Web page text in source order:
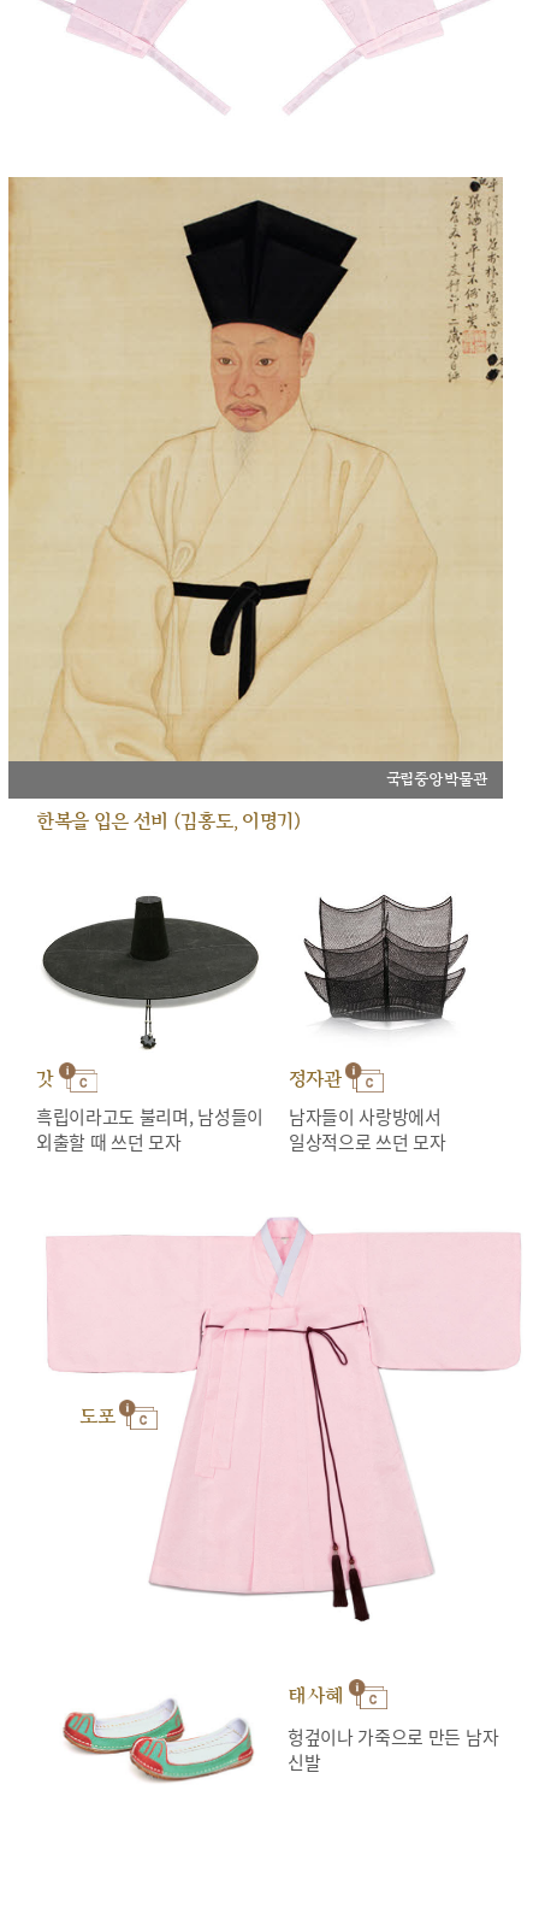
국립중앙박물관
한복을 입은 선비 (김홍도, 이명기)
갓
흑립이라고도 불리며, 남성들이
외출할 때 쓰던 모자
정자관
남자들이 사랑방에서
일상적으로 쓰던 모자
도포
태사혜
헝겊이나 가죽으로 만든 남자
신발